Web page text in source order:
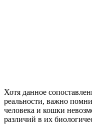
Хотя данное
реальности, важно
человека и кошки
различий в их